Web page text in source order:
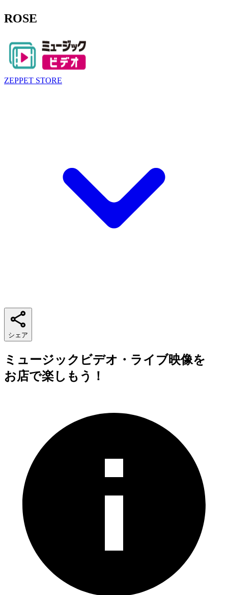
ROSE
ZEPPET STORE
シェア
ミュージックビデオ・ライブ映像を
お店で楽しもう！